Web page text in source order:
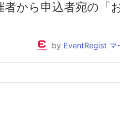
者から申込者宛の「
by EventRegist マ